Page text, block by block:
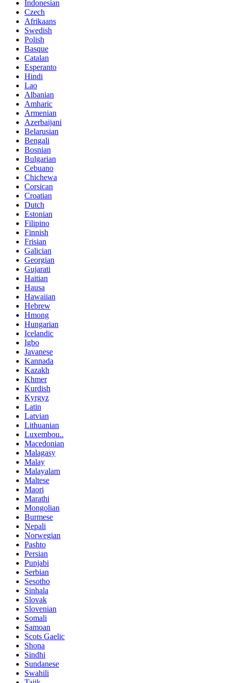
Indonesian
Czech
Afrikaans
Swedish
Polish
Basque
Catalan
Esperanto
Hindi
Lao
Albanian
Amharic
Armenian
Azerbaijani
Belarusian
Bengali
Bosnian
Bulgarian
Cebuano
Chichewa
Corsican
Croatian
Dutch
Estonian
Filipino
Finnish
Frisian
Galician
Georgian
Gujarati
Haitian
Hausa
Hawaiian
Hebrew
Hmong
Hungarian
Icelandic
Igbo
Javanese
Kannada
Kazakh
Khmer
Kurdish
Kyrgyz
Latin
Latvian
Lithuanian
Luxembou..
Macedonian
Malagasy
Malay
Malayalam
Maltese
Maori
Marathi
Mongolian
Burmese
Nepali
Norwegian
Pashto
Persian
Punjabi
Serbian
Sesotho
Sinhala
Slovak
Slovenian
Somali
Samoan
Scots Gaelic
Shona
Sindhi
Sundanese
Swahili